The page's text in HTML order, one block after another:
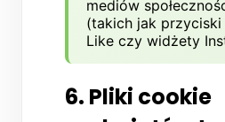
mediów
(takich jak przyciski
Like czy widżety
6. Pliki cookie